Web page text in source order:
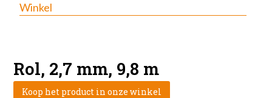
Winkel
Rol, 2,7 mm, 9,8 m
Koop het product in onze winkel